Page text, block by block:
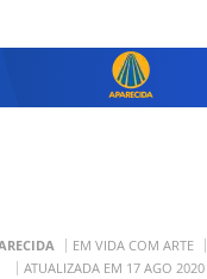
EM VIDA COM ARTE
ATUALIZADA EM 17 AGO